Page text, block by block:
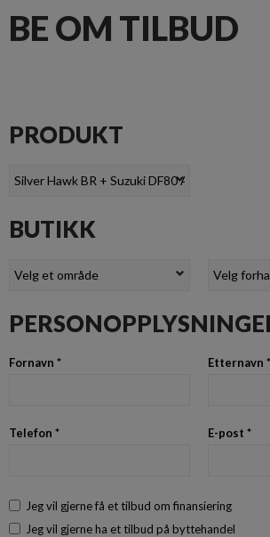
BE OM TILBUD
PRODUKT
BUTIKK
Fornavn * Etternavn *
Telefon * E-post *
Jeg vil gjerne få et tilbud om finansiering
Jeg vil gjerne ha et tilbud på byttehandel